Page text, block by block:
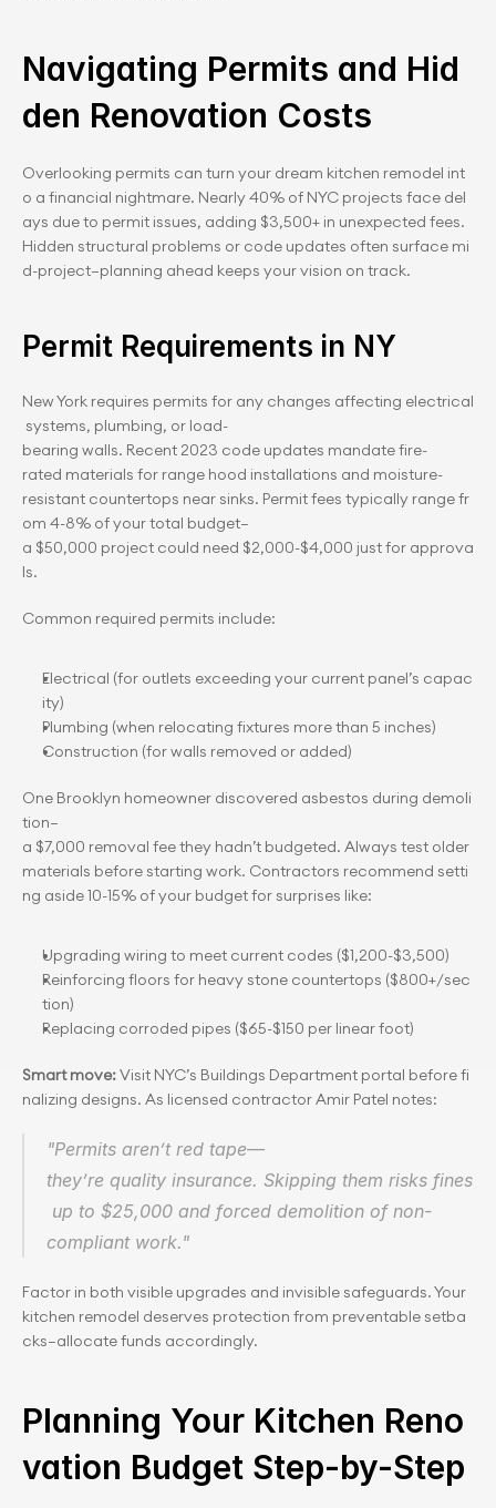
Navigating Permits and Hid
den Renovation Costs
Overlooking permits can turn your dream kitchen remodel int
o a financial nightmare. Nearly 40% of NYC projects face del
ays due to permit issues, adding $3,500+ in unexpected fees.
Hidden structural problems or code updates often surface mi
d-project—planning ahead keeps your vision on track.
Permit Requirements in NY
New York requires permits for any changes affecting electrical
systems, plumbing, or load-
bearing walls. Recent 2023 code updates mandate fire-
rated materials for range hood installations and moisture-
resistant countertops near sinks. Permit fees typically range fr
om 4-8% of your total budget—
a $50,000 project could need $2,000-$4,000 just for approva
ls.
Common required permits include:
Electrical (for outlets exceeding your current panel’s capac
ity)
Plumbing (when relocating fixtures more than 5 inches)
Construction (for walls removed or added)
One Brooklyn homeowner discovered asbestos during demoli
tion—
a $7,000 removal fee they hadn’t budgeted. Always test older
materials before starting work. Contractors recommend setti
ng aside 10-15% of your budget for surprises like:
Upgrading wiring to meet current codes ($1,200-$3,500)
Reinforcing floors for heavy stone countertops ($800+/sec
tion)
Replacing corroded pipes ($65-$150 per linear foot)
Smart move: Visit NYC’s Buildings Department portal before fi
nalizing designs. As licensed contractor Amir Patel notes:
"Permits aren’t red tape—
they’re quality insurance. Skipping them risks fines
up to $25,000 and forced demolition of non-
compliant work."
Factor in both visible upgrades and invisible safeguards. Your
kitchen remodel deserves protection from preventable setba
cks—allocate funds accordingly.
Planning Your Kitchen Reno
vation Budget Step-by-Step